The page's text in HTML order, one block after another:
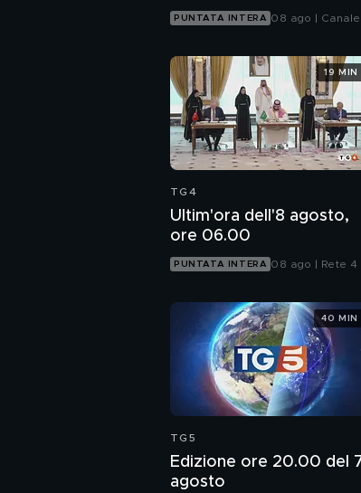
PUNTATA INTERA 08 ago | Canale
TG4
Ultim'ora dell'8 agosto,
ore 06.00
PUNTATA INTERA 08 ago | Rete 4
19 MIN
TG5
Edizione ore 20.00 del
agosto
40 MIN